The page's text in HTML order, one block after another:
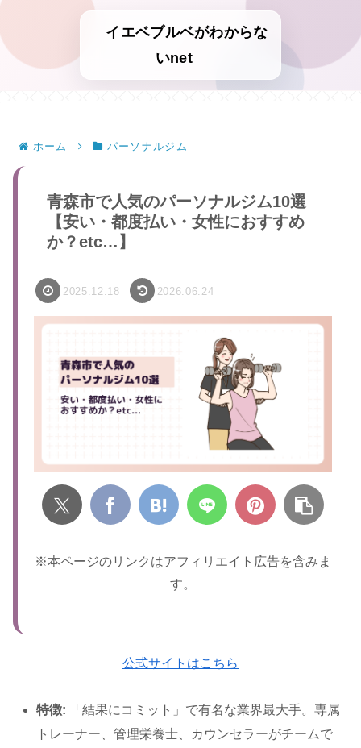
イエベブルベがわからな
いnet
ホーム パーソナルジム
青森市で人気のパーソナルジム10選
【安い・都度払い・女性におすすめ
か？etc…】
2025.12.18 2026.06.24
※本ページのリンクはアフィリエイト広告を含みま
す。
公式サイトはこちら
特徴: 「結果にコミット」で有名な業界最大手。専属
トレーナー、管理栄養士、カウンセラーがチームで